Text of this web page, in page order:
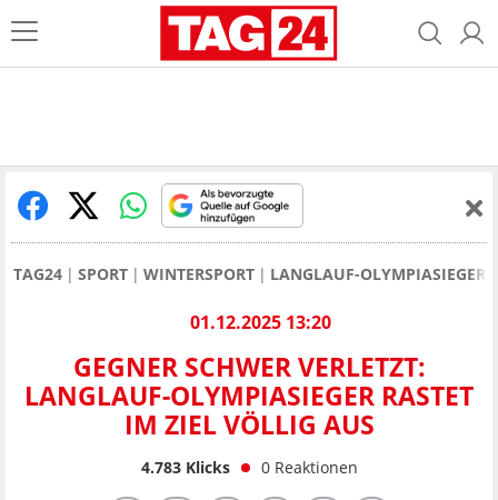
TAG24 SPORT WINTERSPORT LANGLAUF-OLYMPIASIEGER
01.12.2025 13:20
GEGNER SCHWER VERLETZT:
LANGLAUF-OLYMPIASIEGER RASTET
IM ZIEL VÖLLIG AUS
4.783Klicks 0 Reaktionen